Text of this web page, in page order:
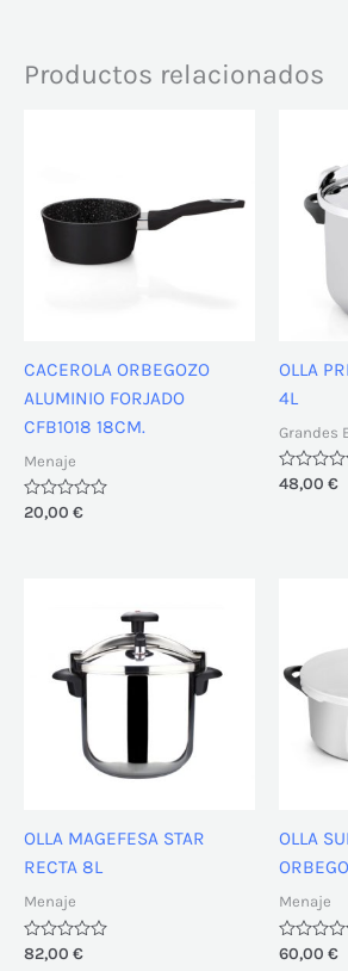
Productos relacionados
CACEROLA ORBEGOZO
ALUMINIO FORJADO
CFB1018 18CM.
Menaje
Valorado
20,00 €
OLLA
4L
Grandes
Valorado
48,00 €
OLLA MAGEFESA STAR
RECTA 8L
Menaje
Valorado
con
82,00 €
OLLA
Menaje
Valorado
con
60,00 €